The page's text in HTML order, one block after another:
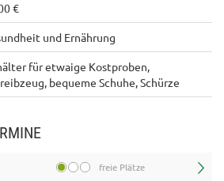
€
und Ernährung
für etwaige Kostproben,
bequeme Schuhe, Schürze
freie Plätze